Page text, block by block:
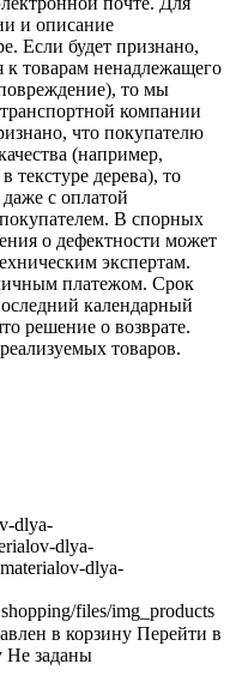
и описание
Если будет признано,
к товарам ненадлежащего
то мы
компании
что покупателю
(например,
дерева), то
с оплатой
В спорных
о дефектности может
экспертам.
платежом. Срок
календарный
решение о возврате.
товаров.
dlya-
dlya-
dlya-
files/img_products
в корзину Перейти в
Не заданы